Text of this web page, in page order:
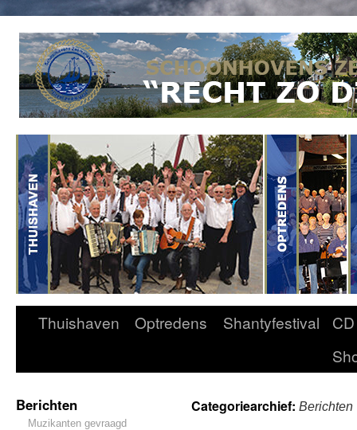
Thuishaven Optredens Shantyfestival
CD
Berichten
Muzikanten gevraagd
Categoriearchief: Berichten